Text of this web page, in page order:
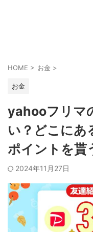
HOME > お金 >
お金
yahooフリマ
い？どこにあ
ポイントを貰
2024年11月27日